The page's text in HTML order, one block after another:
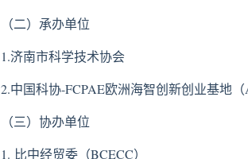
（二）承办单位
1.济南市科学技术协会
2.中国科协-FCPAE欧洲海智创新创业基地（
（三）协办单位
1. 比中经贸委（BCECC）